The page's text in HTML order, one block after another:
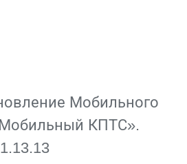
Мобильного
КПТС».